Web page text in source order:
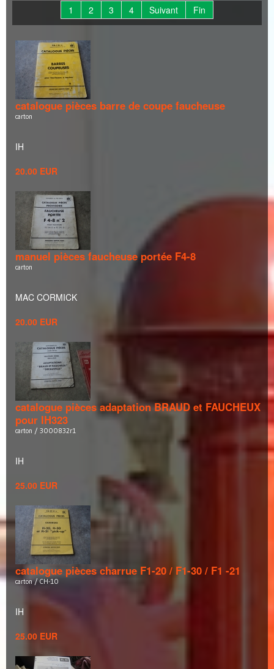
1 2 3 4 Suivant Fin
catalogue pièces barre de coupe faucheuse
carton
IH
20.00 EUR
manuel pièces faucheuse portée F4-8
carton
MAC CORMICK
20.00 EUR
catalogue pièces adaptation BRAUD et FAUCHEUX
pour IH323
carton / 3000832r1
IH
25.00 EUR
catalogue pièces charrue F1-20 / F1-30 / F1 -21
carton / CH-10
IH
25.00 EUR